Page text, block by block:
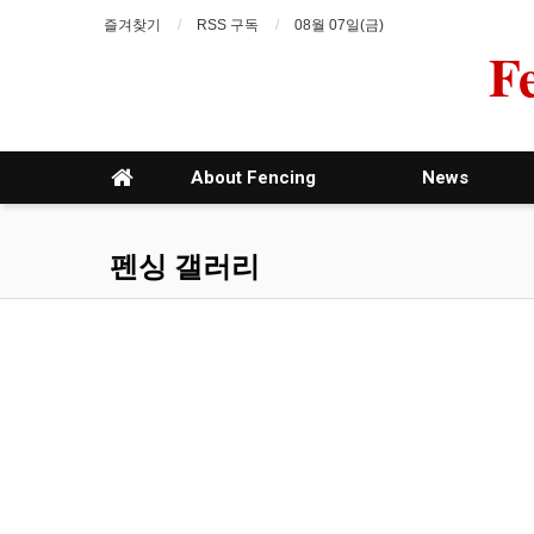
즐겨찾기 RSS 구독 08월 07일(금)
About Fencing News
펜싱 갤러리